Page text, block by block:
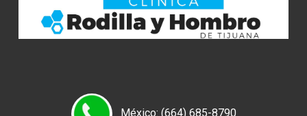
México: (664) 685-8790